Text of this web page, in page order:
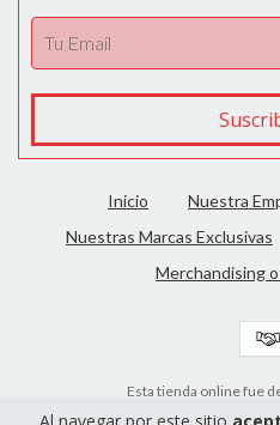
Inicio Nuestra
Nuestras Marcas Exclusivas
Merchandising
Esta tienda online fue